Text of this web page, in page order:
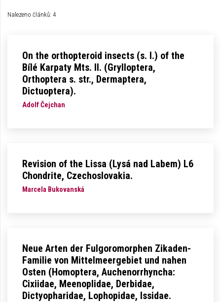
Nalezeno článků: 4
On the orthopteroid insects (s. l.) of the
Bílé Karpaty Mts. II. (Grylloptera,
Orthoptera s. str., Dermaptera,
Dictuoptera).
Adolf Čejchan
Revision of the Lissa (Lysá nad Labem) L6
Chondrite, Czechoslovakia.
Marcela Bukovanská
Neue Arten der Fulgoromorphen Zikaden-
Familie von Mittelmeergebiet und nahen
Osten (Homoptera, Auchenorrhyncha:
Cixiidae, Meenoplidae, Derbidae,
Dictyopharidae, Lophopidae, Issidae.